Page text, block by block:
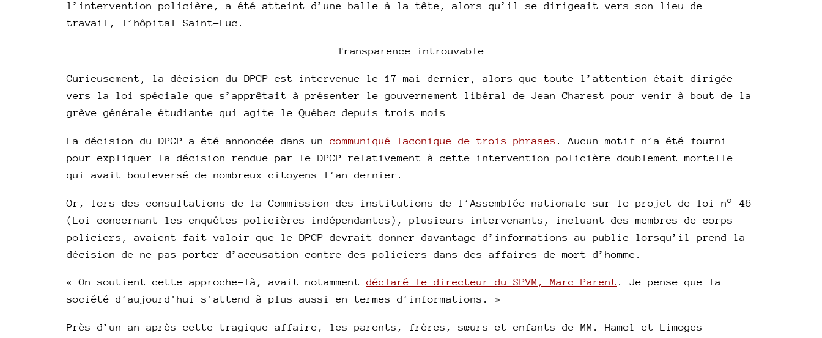
l’intervention policière, a été atteint d’une balle à la tête, alors qu’il se dirigeait vers son lieu de
travail, l’hôpital Saint-Luc.
Transparence introuvable
Curieusement, la décision du DPCP est intervenue le 17 mai dernier, alors que toute l’attention était dirigée
vers la loi spéciale que s’apprêtait à présenter le gouvernement libéral de Jean Charest pour venir à bout de la
grève générale étudiante qui agite le Québec depuis trois mois…
La décision du DPCP a été annoncée dans un communiqué laconique de trois phrases . Aucun motif n’a été fourni
pour expliquer la décision rendue par le DPCP relativement à cette intervention policière doublement mortelle
qui avait bouleversé de nombreux citoyens l’an dernier.
Or, lors des consultations de la Commission des institutions de l’Assemblée nationale sur le projet de loi n° 46
(Loi concernant les enquêtes policières indépendantes), plusieurs intervenants, incluant des membres de corps
policiers, avaient fait valoir que le DPCP devrait donner davantage d’informations au public lorsqu’il prend la
décision de ne pas porter d’accusation contre des policiers dans des affaires de mort d’homme.
« On soutient cette approche-là, avait notamment déclaré le directeur du SPVM, Marc Parent . Je pense que la
société d’aujourd'hui s'attend à plus aussi en termes d’informations. »
Près d’un an après cette tragique affaire, les parents, frères, sœurs et enfants de MM. Hamel et Limoges